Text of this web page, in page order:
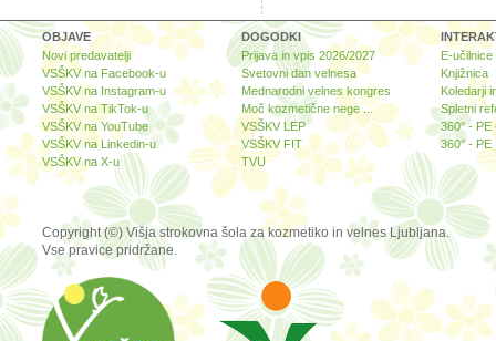
OBJAVE
Novi predavatelji
VSŠKV na Facebook-u
VSŠKV na Instagram-u
VSŠKV na TikTok-u
VSŠKV na YouTube
VSŠKV na Linkedin-u
VSŠKV na X-u
DOGODKI
Prijava in vpis 2026/2027
Svetovni dan velnesa
Mednarodni velnes kongres
Moč kozmetične nege ...
VSŠKV LEP
VSŠKV FIT
TVU
E-učilnice
Knjižnica
Koledarji
Spletni
360° - PE
360° - PE
Copyright (©) Višja strokovna šola za kozmetiko in velnes Ljubljana.
Vse pravice pridržane.